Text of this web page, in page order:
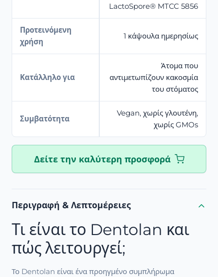
LactoSpore® MTCC 5856
Προτεινόμενη
χρήση
1 κάψουλα ημερησίως
Κατάλληλο για
Άτομα που
αντιμετωπίζουν κακοσμία
του στόματος
Συμβατότητα
Vegan, χωρίς γλουτένη,
χωρίς GMOs
Δείτε την καλύτερη προσφορά
Περιγραφή & Λεπτομέρειες
Τι είναι το Dentolan και
πώς λειτουργεί;
Το Dentolan είναι ένα προηγμένο συμπλήρωμα